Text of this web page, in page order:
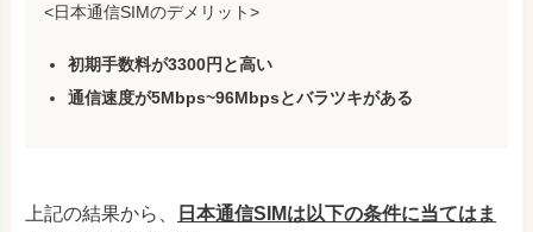
<日本通信SIMのデメリット>
初期手数料が3300円と高い
通信速度が5Mbps~96Mbpsとバラツキがある
上記の結果から、
日本通信SIMは以下の条件に当てはま